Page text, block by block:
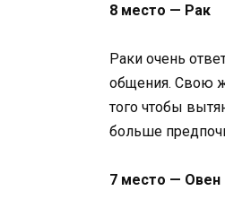
8 место — Рак
Раки очень
общения. Свою
того чтобы
больше
7 место — Овен